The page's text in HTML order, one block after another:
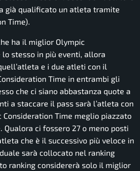
già qualificato un atleta tramite
Time).
ha il miglior Olympic
lo stesso in più eventi, allora
e i due atleti con il
Time in entrambi gli
che ci siano abbastanza quote a
a staccare il pass sarà l’atleta con
Consideration Time meglio piazzato
Qualora ci fossero 27 o meno posti
che è il successivo più veloce in
sarà collocato nel ranking
ranking considererà solo il miglior